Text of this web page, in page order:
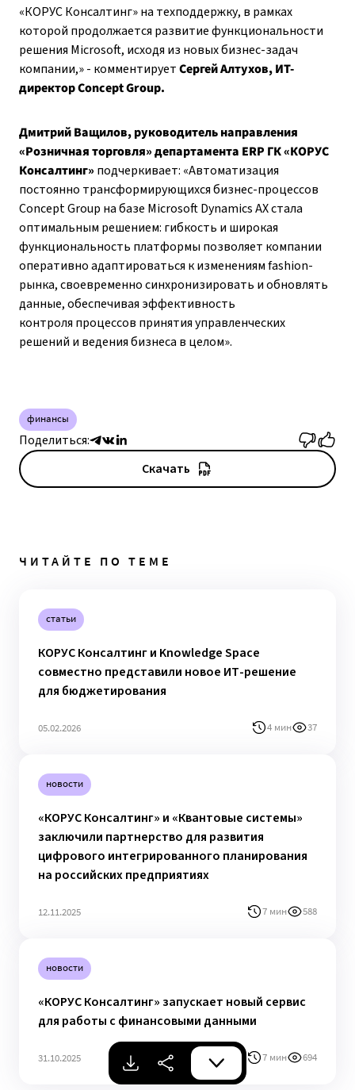
«КОРУС Консалтинг» на техподдержку, в рамках
которой продолжается развитие функциональности
решения Microsoft, исходя из новых бизнес-задач
компании,» - комментируетСергей Алтухов, ИТ-
директорConceptGroup.
Дмитрий Ващилов, руководитель направления
«Розничная торговля» департамента ERP ГК «КОРУС
Консалтинг» подчеркивает: «Автоматизация
постоянно трансформирующихся бизнес-процессов
Concept Group на базе Microsoft Dynamics AX стала
оптимальным решением: гибкость и широкая
функциональность платформы позволяет компании
оперативно адаптироваться к изменениям fashion-
рынка, своевременно синхронизировать и обновлять
данные, обеспечивая эффективность
контроля процессов принятия управленческих
решений и ведения бизнеса в целом».
финансы
Поделиться:
Скачать
ЧИТАЙТЕ ПО ТЕМЕ
статьи
КОРУС Консалтинг и Knowledge Space
совместно представили новое ИТ-решение
для бюджетирования
05.02.2026 4 мин 37
новости
«КОРУС Консалтинг» и «Квантовые системы»
заключили партнерство для развития
цифрового интегрированного планирования
на российских предприятиях
12.11.2025 7 мин 588
новости
«КОРУС Консалтинг» запускает новый сервис
для работы с финансовыми данными
31.10.2025 7 мин 694